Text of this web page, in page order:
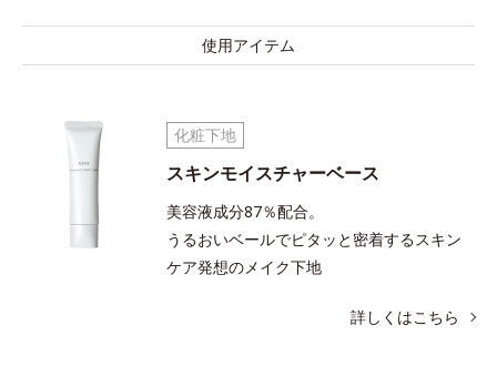
使用アイテム
化粧下地
スキンモイスチャーベース
美容液成分87％配合。
うるおいベールでピタッと密着するスキン
ケア発想のメイク下地
詳しくはこちら